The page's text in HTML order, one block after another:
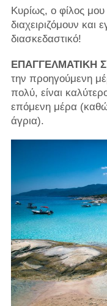
Κυρίως, ο φίλος
διαχειριζόμουν
διασκεδαστικό!
ΕΠΑΓΓΕΛΜΑΤΙΚΗ
την προηγούμενη
πολύ, είναι
επόμενη μέρα
άγρια).